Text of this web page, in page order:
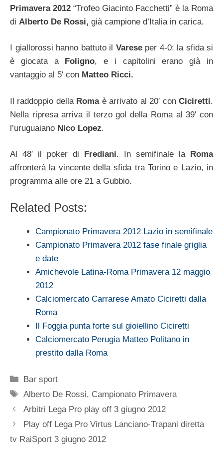
Primavera 2012 “Trofeo Giacinto Facchetti” è la Roma
di Alberto De Rossi, già campione d’Italia in carica.
I giallorossi hanno battuto il Vareseper 4-0: la sfida si
è giocata a
Foligno, e i capitolini erano già in
vantaggio al 5′ con Matteo Ricci.
Il raddoppio della Romaè arrivato al 20′ conCiciretti.
Nella ripresa arriva il terzo gol della Roma al 39′ con
l’uruguaiano Nico Lopez.
Al 48′ il poker di Frediani. In semifinale la
Roma
affronterà la vincente della sfida tra Torino e Lazio, in
programma alle ore 21 a Gubbio.
Related Posts:
Campionato Primavera 2012 Lazio in semifinale
Campionato Primavera 2012 fase finale griglia
e date
Amichevole Latina-Roma Primavera 12 maggio
2012
Calciomercato Carrarese Amato Ciciretti dalla
Roma
Il Foggia punta forte sul gioiellino Ciciretti
Calciomercato Perugia Matteo Politano in
prestito dalla Roma
Categorie
Bar sport
Tag
Alberto De Rossi, Campionato Primavera
Arbitri Lega Pro play off 3 giugno 2012
Play off Lega Pro Virtus Lanciano-Trapani diretta
tv RaiSport 3 giugno 2012